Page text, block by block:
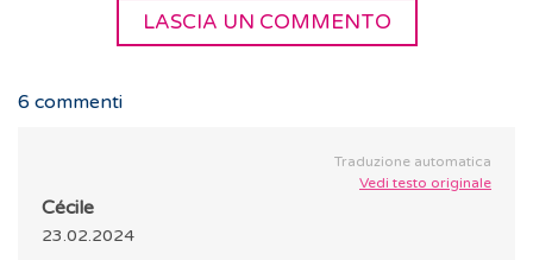
LASCIA UN COMMENTO
6 commenti
Traduzione automatica
Vedi testo originale
Cécile
23.02.2024